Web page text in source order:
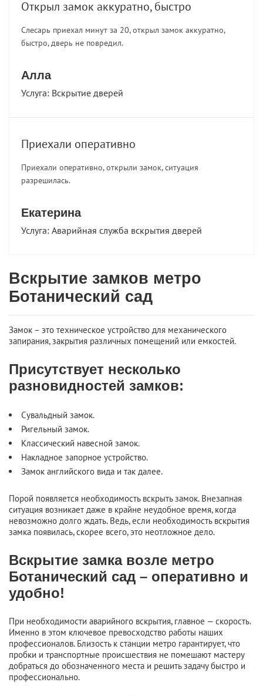
Вскрытие замков метро
Ботанический сад
Замок – это техническое устройство для механического
запирания, закрытия различных помещений или емкостей.
Присутствует несколько
разновидностей замков:
Сувальдный замок.
Ригельный замок.
Классический навесной замок.
Накладное запорное устройство.
Замок английского вида и так далее.
Порой появляется необходимость вскрыть замок. Внезапная
ситуация возникает даже в крайне неудобное время, когда
невозможно долго ждать. Ведь, если необходимость вскрытия
замка появилась, скорее всего, это неотложное дело.
Вскрытие замка возле метро
Ботанический сад – оперативно и
удобно!
При необходимости аварийного вскрытия, главное — скорость.
Именно в этом ключевое превосходство работы наших
профессионалов. Близость к станции метро гарантирует, что
пробки и транспортные происшествия не помешают мастеру
добраться до обозначенного места и решить задачу быстро и
профессионально.
Открыл замок аккуратно, быстро
Слесарь приехал минут за 20, открыл замок аккуратно,
быстро, дверь не повредил.
Алла
Услуга: Вскрытие дверей
Приехали оперативно
Приехали оперативно, открыли замок, ситуация
разрешилась.
Екатерина
Услуга: Аварийная служба вскрытия дверей